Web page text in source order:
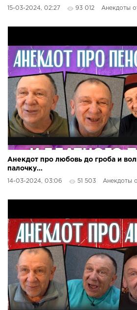
15-03-2024, 02:27 93 012 Анекдоты
Анекдот про любовь до гроба и
палочку...
14-03-2024, 03:06 51 503 Анекдоты